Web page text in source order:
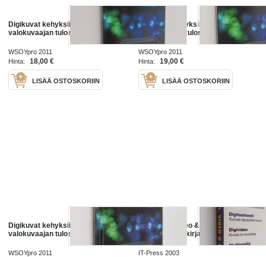
Digikuvat kehyksiin! :
valokuvaajan tulostusopas
WSOYpro 2011
Hinta:
18,00 €
LISÄÄ OSTOSKORIIN
Digikuvat kehyksiin! :
valokuvaajan tulostusopas
WSOYpro 2011
Hinta:
19,00 €
LISÄÄ OSTOSKORIIN
Digikuvat kehyksiin! :
valokuvaajan tulostusopas
WSOYpro 2011
Digikuvat, video & musiikki : PC-
käyttäjän käsikirja
IT-Press 2003